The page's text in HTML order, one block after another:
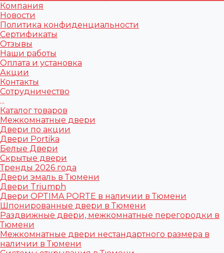
Компания
Новости
Политика конфиденциальности
Сертификаты
Отзывы
Наши работы
Оплата и установка
Акции
Контакты
Сотрудничество
...
Каталог товаров
Межкомнатные двери
Двери по акции
Двери Portika
Белые Двери
Скрытые двери
Тренды 2026 года
Двери эмаль в Тюмени
Двери Triumph
Двери OPTIMA PORTE в наличии в Тюмени
Шпонированные двери в Тюмени
Раздвижные двери, межкомнатные перегородки в
Тюмени
Межкомнатные двери нестандартного размера в
наличии в Тюмени